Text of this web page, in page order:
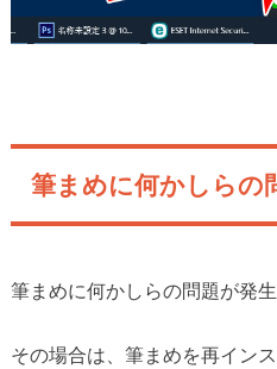
筆まめに何かしらの
筆まめに何かしらの問題が発
その場合は、筆まめを再イン